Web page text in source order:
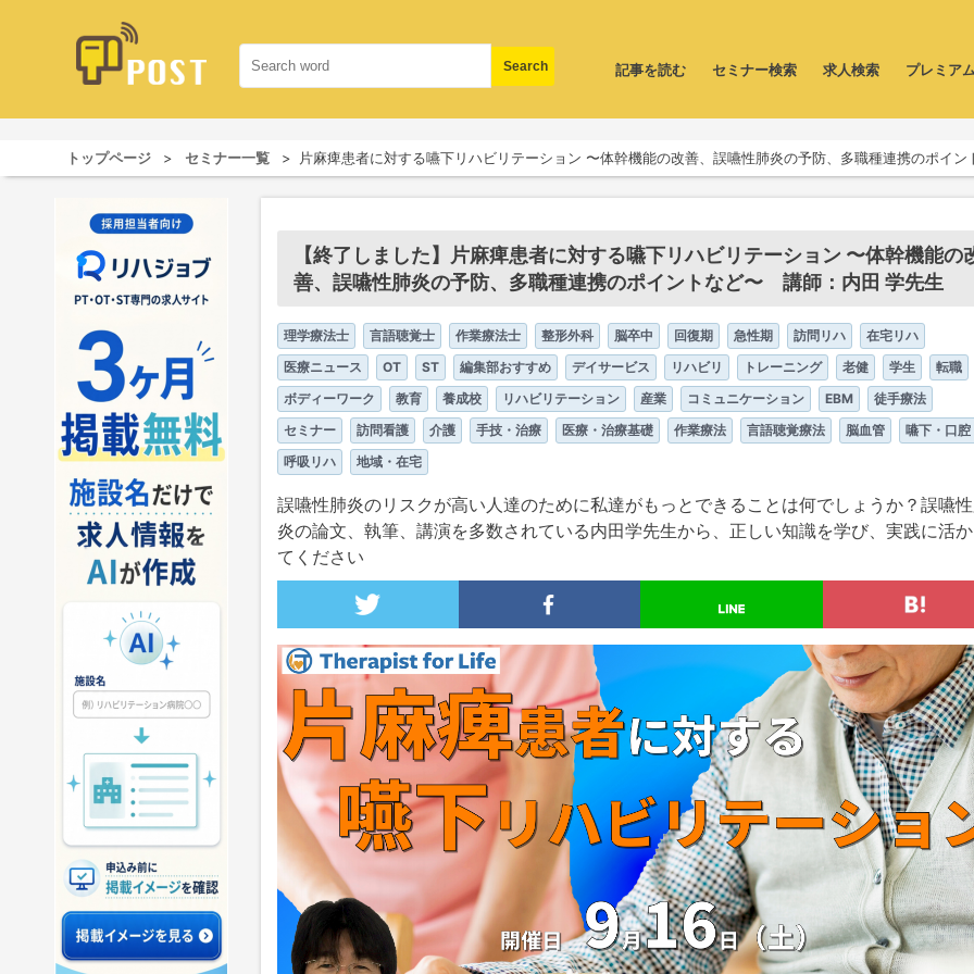
記事を読む セミナー検索 求人検索 プレミア
トップページ セミナー一覧 片麻痺患者に対する嚥下リハビリテーション 〜体幹機能の改善、誤嚥性肺炎の予防、多職種連携のポイ
【終了しました】片麻痺患者に対する嚥下リハビリテーション 〜体幹機能の
善、誤嚥性肺炎の予防、多職種連携のポイントなど〜 講師：内田 学先生
理学療法士 言語聴覚士 作業療法士 整形外科 脳卒中 回復期 急性期 訪問リハ
在宅リハ
医療ニュース
OT ST 編集部おすすめ デイサービス リハビリ トレーニング 老健 学生
転職
ボディーワーク
教育 養成校 リハビリテーション 産業 コミュニケーション EBM
徒手療法
セミナー
訪問看護 介護 手技・治療 医療・治療基礎 作業療法 言語聴覚療法 脳血管
嚥下・口腔
呼吸リハ
地域・在宅
誤嚥性肺炎のリスクが高い人達のために私達がもっとできることは何でしょうか？誤嚥
炎の論文、執筆、講演を多数されている内田学先生から、正しい知識を学び、実践に活
てください